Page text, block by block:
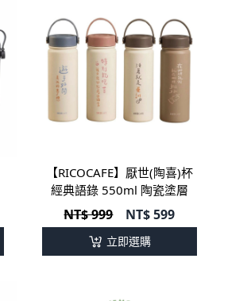
【RICOCAFE】厭世(陶喜)杯
經典語錄 550ml 陶瓷塗層
NT$ 999 NT$599
立即選購